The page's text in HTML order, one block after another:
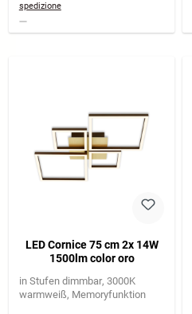
spedizione
LED Cornice 75 cm 2x 14W
1500lm color oro
in Stufen dimmbar 3000K
warmweiß Memoryfunktion